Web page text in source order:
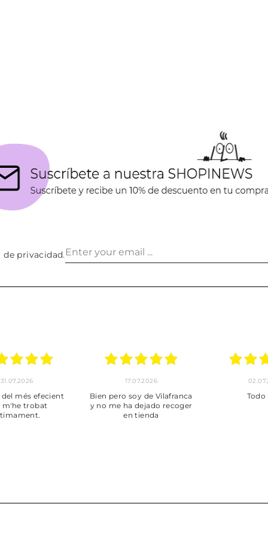
de privacidad.
perfecte
24.06.2026
***
Pedido